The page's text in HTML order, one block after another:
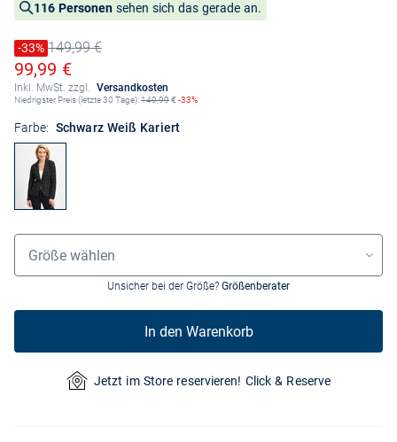
116 Personen sehen sich das gerade an.
Preis reduziert um
-33%
Alter Preis149,99 €
Ermäßigter Preis
99,99 €
Inkl. MwSt. zzgl. Versandkosten
Niedrigster Preis (letzte 30 Tage):149,99€ -33%
Farbe: Schwarz Weiß Kariert
Grössenauswahl
Größe wählen
Unsicher bei der Größe? Größenberater
In den Warenkorb
Jetzt im Store reservieren! Click & Reserve